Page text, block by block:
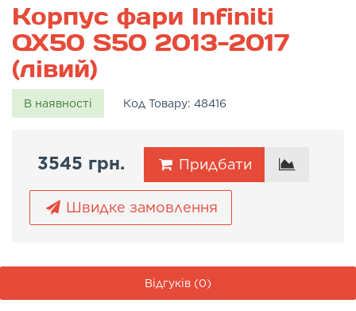
Корпус фари Infiniti
QX50 S50 2013-2017
(лівий)
В наявності Код Товару: 48416
3545 грн. Придбати
Швидке замовлення
Відгуків (0)